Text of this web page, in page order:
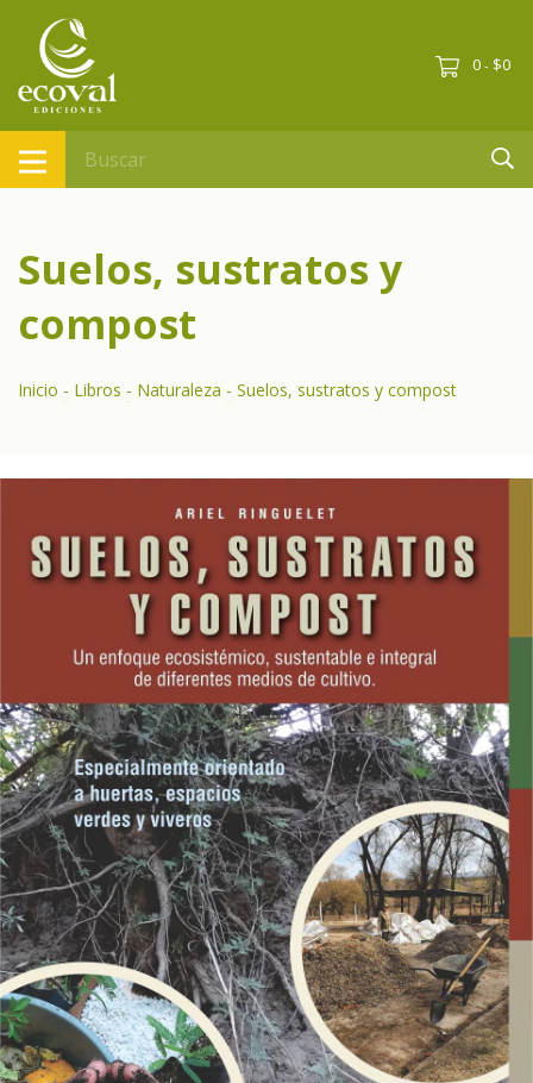
0 - $0
Suelos, sustratos y
compost
Inicio - Libros - Naturaleza - Suelos, sustratos y compost